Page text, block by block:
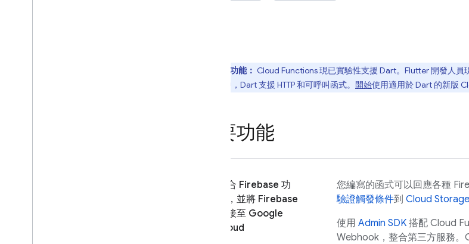
實驗功能： Cloud Functions現已實驗性支援 Dart。Flutter 開發人員
體驗版中，Dart 支援 HTTP 和可呼叫函式。 開始使用適用於 Dart 的新版
主要功能
整合 Firebase 功
能，並將 Firebase
連接至 Google
Cloud
您編寫的函式可以回應各種
驗證觸發條件到 Cloud
使用 Admin SDK 搭配 Cloud
Webhook，整合第三方服務。